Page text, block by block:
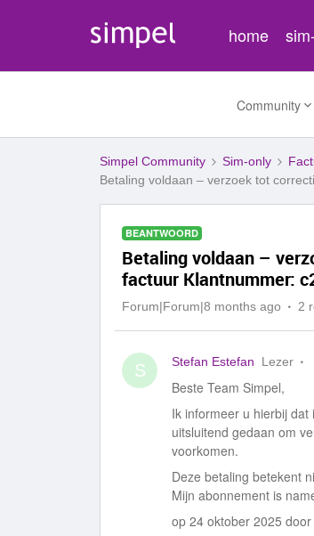
home
Community
Simpel Community Sim-only
Betaling voldaan – verzoek tot
BEANTWOORD
Betaling voldaan –
factuur Klantnummer:
Forum|Forum|8 months ago 2
S Stefan Estefan Lezer
Beste Team Simpel,
Ik informeer u hierbij
uitsluitend gedaan om
voorkomen.
Deze betaling betekent
Mijn abonnement is
op 24 oktober 2025